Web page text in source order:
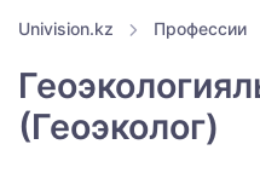
Univision.kz Профессии
(Геоэколог)